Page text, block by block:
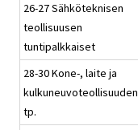
26-27 Sähköteknisen
teollisuusen
tuntipalkkaiset
28-30 Kone-, laite ja
kulkuneuvoteollisuuden
tp.